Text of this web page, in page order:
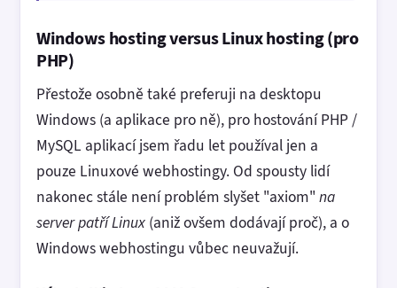
Windows hosting versus Linux hosting (pro
PHP)
Přestože osobně také preferuji na desktopu
Windows (a aplikace pro ně), pro hostování PHP /
MySQL aplikací jsem řadu let používal jen a
pouze Linuxové webhostingy. Od spousty lidí
nakonec stále není problém slyšet "axiom" na
server patří Linux (aniž ovšem dodávají proč), a o
Windows webhostingu vůbec neuvažují.